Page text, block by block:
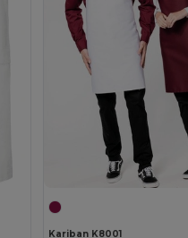
Kariban K8001